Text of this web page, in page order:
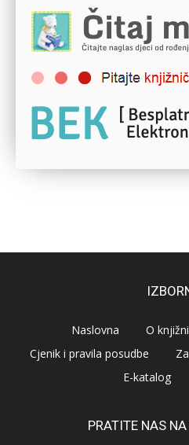
Naslovna O
Cjenik i pravila posudbe
E-katalog
PRATITE NAS